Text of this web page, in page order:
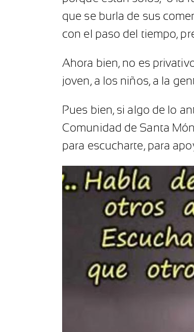
que se burla de sus
con el paso del tiempo,
Ahora bien, no es
joven, a los niños, a la
Pues bien, si algo de lo
Comunidad de Santa
para escucharte, para